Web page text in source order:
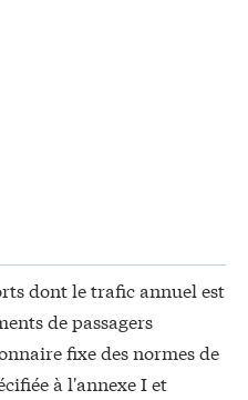
dont le trafic annuel est
de passagers
fixe des normes de
à l'annexe I et